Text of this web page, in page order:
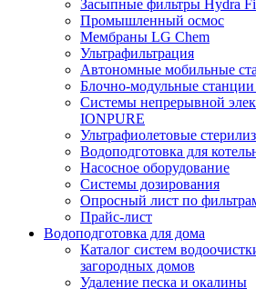
Засыпные фильтры Hydra
Промышленный осмос
Мембраны LG Chem
Ультрафильтрация
Автономные мобильные
Блочно-модульные
Системы непрерывной
IONPURE
Ультрафиолетовые
Водоподготовка для
Насосное оборудование
Системы дозирования
Опросный лист по
Прайс-лист
Водоподготовка для дома
Каталог систем
загородных домов
Удаление песка и окалины